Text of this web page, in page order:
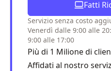
Fatti
Servizio senza costo
Venerdì dalle 9:00 alle
9:00 alle 17:00
Più di 1 Milione di
Affidati al nostro